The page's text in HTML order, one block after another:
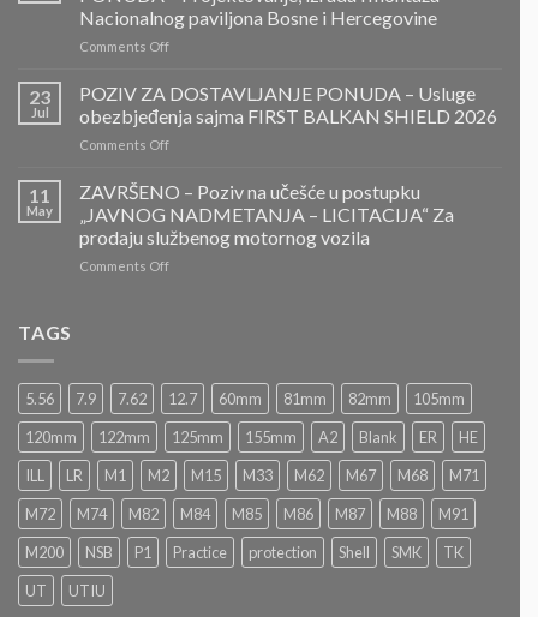
ZA
DOSTAVLJANJE
PONUDA
Nacionalnog paviljona Bosne i Hercegovine
Comments Offon
POZIV
ZA
DOSTAVLJANJE
PONUDA
Projektovanje,
izrada
montaža
Nacionalnog
23
Jul
POZIV ZA DOSTAVLJANJE PONUDA – Usluge
obezbjeđenja sajma FIRST BALKAN SHIELD 2026
Comments Offon
ZA
DOSTAVLJANJE
PONUDA
–
Usluge
2026
11
May
ZAVRŠENO – Poziv na učešće u postupku
„JAVNOG NADMETANJA – LICITACIJA“ Za
prodaju službenog motornog vozila
Comments Offon
u
postupku
„JAVNOG
NADMETANJA
–
LICITACIJA“
Za
prodaju
službenog
motornog
TAGS
5.56 7.9 7.62 12.7 60mm 81mm 82mm
105mm
120mm
122mm 125mm 155mm A2 Blank ER
HE
ILL
LR M1 M2 M15 M33 M62 M67 M68
M71
M72
M74 M82 M84 M85 M86 M87 M88
M91
M200
NSB P1 Practice protection Shell SMK
TK
UT
UTIU